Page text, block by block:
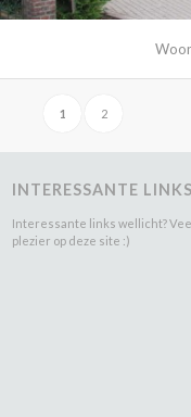
1 2
INTERESSANTE LINKS
Interessante links wellicht? Veel
plezier op deze site :)